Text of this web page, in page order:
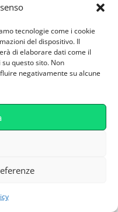
tecnologie come i cookie
del dispositivo. Il
di elaborare dati come il
questo sito. Non
negativamente su alcune